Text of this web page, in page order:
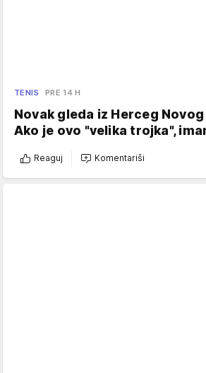
TENIS PRE 14 H
Novak gleda iz Herceg
Ako je ovo "velika trojka",
Reaguj Komentariši